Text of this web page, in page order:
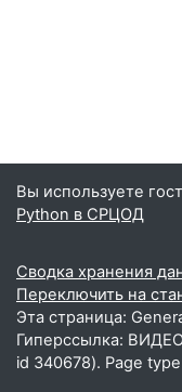
Вы используете
Python в СРЦОД
Сводка хранения
Переключить на
Эта страница:
Гиперссылка:
id 340678). Page